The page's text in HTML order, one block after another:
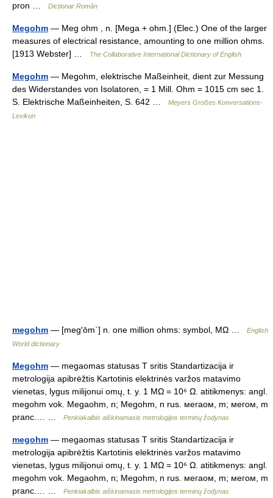
pron …
Dicționar Român
Megohm — Meg ohm , n. [Mega + ohm.] (Elec.) One of the larger
measures of electrical resistance, amounting to one million ohms.
[1913 Webster] …
The Collaborative International Dictionary of English
Megohm — Megohm, elektrische Maßeinheit, dient zur Messung
des Widerstandes von Isolatoren, = 1 Mill. Ohm = 1015 cm sec 1.
S. Elektrische Maßeinheiten, S. 642 …
Meyers Großes Konversations-
Lexikon
megohm — [meg′ōm΄] n. one million ohms: symbol, MΩ …
English
World dictionary
Megohm — megaomas statusas T sritis Standartizacija ir
metrologija apibrėžtis Kartotinis elektrinės varžos matavimo
vienetas, lygus milijonui omų, t. y. 1 MΩ = 10⁶ Ω. atitikmenys: angl.
megohm vok. Megaohm, n; Megohm, n rus. мегаом, m; мегом, m
pranc.… …
Penkiakalbis aiškinamasis metrologijos terminų žodynas
megohm — megaomas statusas T sritis Standartizacija ir
metrologija apibrėžtis Kartotinis elektrinės varžos matavimo
vienetas, lygus milijonui omų, t. y. 1 MΩ = 10⁶ Ω. atitikmenys: angl.
megohm vok. Megaohm, n; Megohm, n rus. мегаом, m; мегом, m
pranc.… …
Penkiakalbis aiškinamasis metrologijos terminų žodynas